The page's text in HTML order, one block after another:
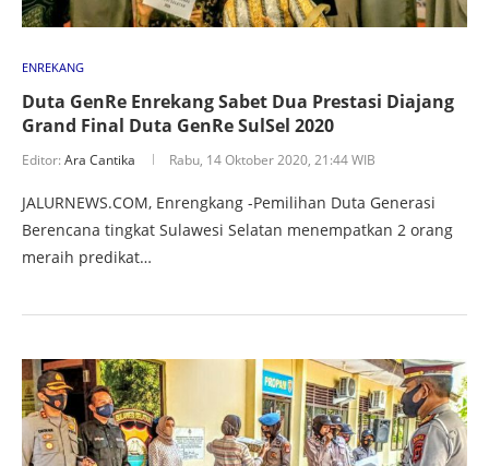
ENREKANG
Duta GenRe Enrekang Sabet Dua Prestasi Diajang
Grand Final Duta GenRe SulSel 2020
Editor: Ara Cantika Rabu, 14 Oktober 2020, 21:44 WIB
JALURNEWS.COM, Enrengkang -Pemilihan Duta Generasi
Berencana tingkat Sulawesi Selatan menempatkan 2 orang
meraih predikat…